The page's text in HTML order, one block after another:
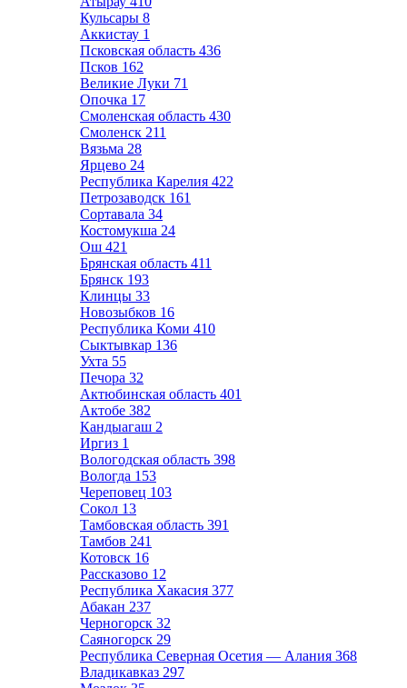
Кульсары 8
Аккистау 1
Псковская область 436
Псков 162
Великие Луки 71
Опочка 17
Смоленская область 430
Смоленск 211
Вязьма 28
Ярцево 24
Республика Карелия 422
Петрозаводск 161
Сортавала 34
Костомукша 24
Ош 421
Брянская область 411
Брянск 193
Клинцы 33
Новозыбков 16
Республика Коми 410
Сыктывкар 136
Ухта 55
Печора 32
Актюбинская область 401
Актобе 382
Кандыагаш 2
Иргиз 1
Вологодская область 398
Вологда 153
Череповец 103
Сокол 13
Тамбовская область 391
Тамбов 241
Котовск 16
Рассказово 12
Республика Хакасия 377
Абакан 237
Черногорск 32
Саяногорск 29
Республика Северная Осетия — Алания 368
Владикавказ 297